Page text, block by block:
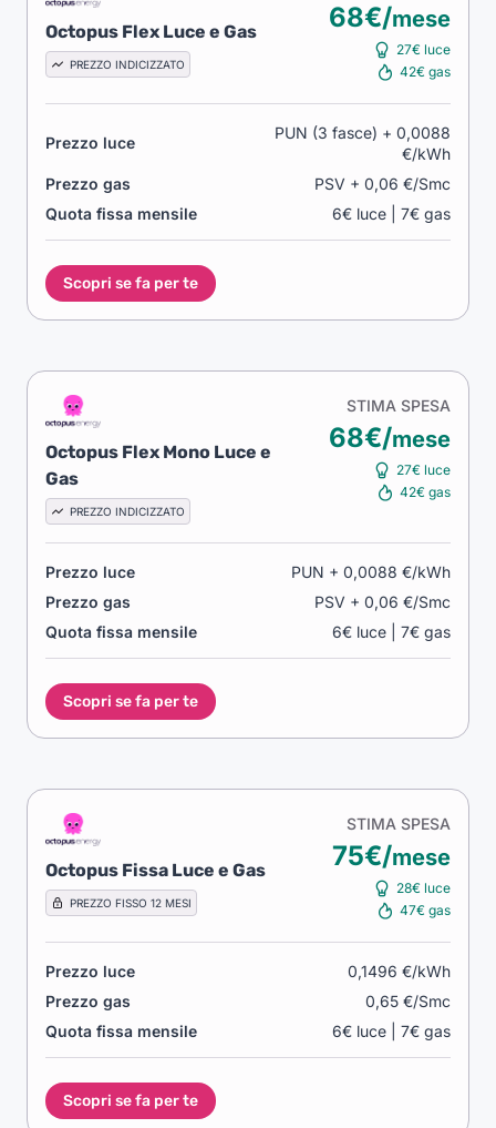
Octopus Flex Luce e Gas
PREZZO INDICIZZATO
68€/mese
27€ luce
42€ gas
Prezzo luce
PUN (3 fasce) + 0,0088
€/kWh
Prezzo gas
PSV + 0,06 €/Smc
Quota fissa mensile
6€ luce | 7€ gas
Scopri se fa per te
Octopus Flex Mono Luce e
Gas
PREZZO INDICIZZATO
STIMA SPESA
68€/mese
27€ luce
42€ gas
Prezzo luce
PUN + 0,0088 €/kWh
Prezzo gas
PSV + 0,06 €/Smc
Quota fissa mensile
6€ luce | 7€ gas
Scopri se fa per te
Octopus Fissa Luce e Gas
PREZZO FISSO 12 MESI
STIMA SPESA
75€/mese
28€ luce
47€ gas
Prezzo luce
0,1496 €/kWh
Prezzo gas
0,65 €/Smc
Quota fissa mensile
6€ luce | 7€ gas
Scopri se fa per te